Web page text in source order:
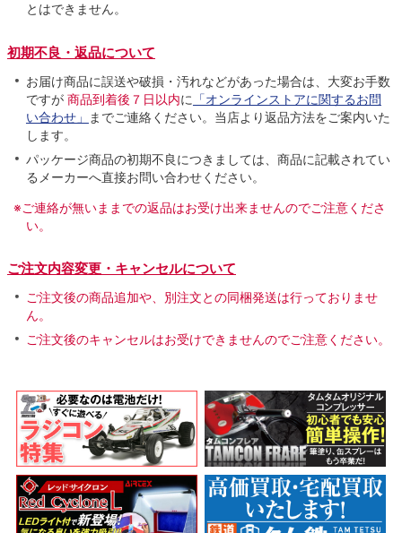
とはできません。
初期不良・返品について
お届け商品に誤送や破損・汚れなどがあった場合は、大変お手数
ですが 商品到着後７日以内に 「オンラインストアに関するお問
い合わせ」
までご連絡ください。当店より返品方法をご案内いた
します。
パッケージ商品の初期不良につきましては、商品に記載されてい
るメーカーへ直接お問い合わせください。
※ご連絡が無いままでの返品はお受け出来ませんのでご注意くださ
い。
ご注文内容変更・キャンセルについて
ご注文後の商品追加や、別注文との同梱発送は行っておりませ
ん。
ご注文後のキャンセルはお受けできませんのでご注意ください。